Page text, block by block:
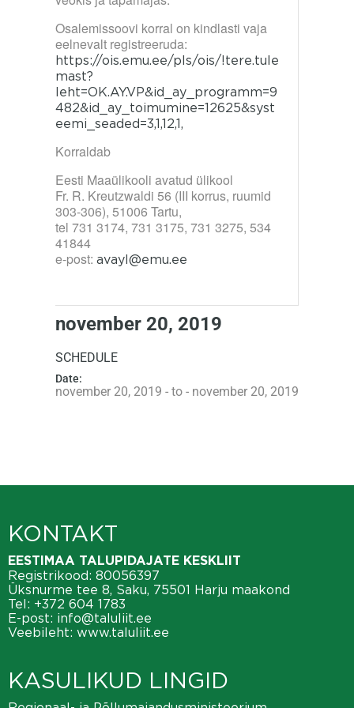
Osalemissoovi korral on kindlasti vaja
eelnevalt registreeruda:
https://ois.emu.ee/pls/ois/!tere.tule
mast?
leht=OK.AY.VP&id_ay_programm=9
482&id_ay_toimumine=12625&syst
eemi_seaded=3,1,12,1,
Korraldab
Eesti Maaülikooli avatud ülikool
Fr. R. Kreutzwaldi 56 (III korrus, ruumid
303-306), 51006 Tartu,
tel 731 3174, 731 3175, 731 3275, 534
41844
e-post: avayl@emu.ee
november 20, 2019
SCHEDULE
Date:
november 20, 2019 - to - november 20, 2019
KONTAKT
EESTIMAA TALUPIDAJATE KESKLIIT
Registrikood: 80056397
Üksnurme tee 8, Saku, 75501 Harju maakond
Tel: +372 604 1783
E-post: info@taluliit.ee
Veebileht: www.taluliit.ee
KASULIKUD LINGID